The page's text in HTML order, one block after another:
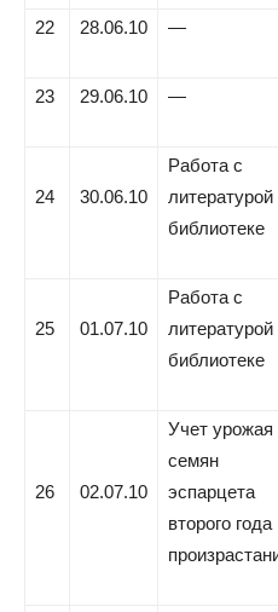
22 28.06.10 —
23 29.06.10 —
24 30.06.10
Работа с
литературой
библиотеке
25 01.07.10
Работа с
литературой
библиотеке
26 02.07.10
Учет урожая
семян
эспарцета
второго года